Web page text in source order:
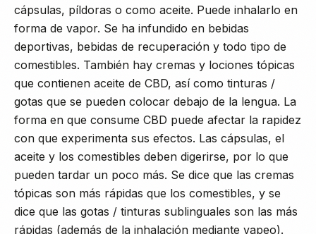
cápsulas, píldoras o como aceite. Puede inhalarlo en
forma de vapor. Se ha infundido en bebidas
deportivas, bebidas de recuperación y todo tipo de
comestibles. También hay cremas y lociones tópicas
que contienen aceite de CBD, así como tinturas /
gotas que se pueden colocar debajo de la lengua. La
forma en que consume CBD puede afectar la rapidez
con que experimenta sus efectos. Las cápsulas, el
aceite y los comestibles deben digerirse, por lo que
pueden tardar un poco más. Se dice que las cremas
tópicas son más rápidas que los comestibles, y se
dice que las gotas / tinturas sublinguales son las más
rápidas (además de la inhalación mediante vapeo).